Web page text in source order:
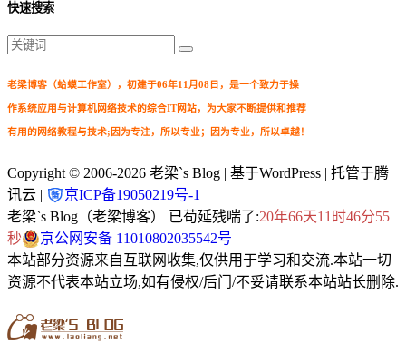
快速搜索
老梁博客（蛤蟆工作室），初建于06年11月08日，是一个致力于操
作系统应用与计算机网络技术的综合IT网站，为大家不断提供和推荐
有用的网络教程与技术;因为专注，所以专业；因为专业，所以卓越！
Copyright © 2006-2026 老梁`s Blog | 基于WordPress | 托管于腾
讯云 |
京ICP备19050219号-1
老梁`s Blog（老梁博客） 已苟延残喘了:20年66天11时46分57
秒
京公网安备 11010802035542号
本站部分资源来自互联网收集,仅供用于学习和交流.本站一切
资源不代表本站立场,如有侵权/后门/不妥请联系本站站长删除.